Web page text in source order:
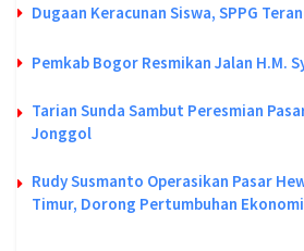
Dugaan Keracunan Siswa, SPPG
Pemkab Bogor Resmikan Jalan H.M.
Tarian Sunda Sambut Peresmian
Jonggol
Rudy Susmanto Operasikan Pasar
Timur, Dorong Pertumbuhan